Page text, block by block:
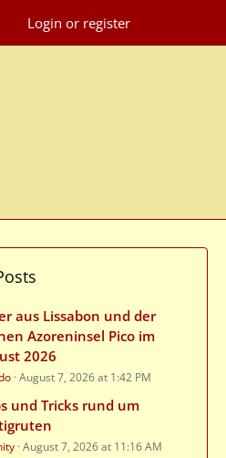
Login or register
aus Lissabon und der
Azoreninsel Pico im
2026
August 7, 2026 at 1:42 PM
und Tricks rund um
August 7, 2026 at 11:16 AM